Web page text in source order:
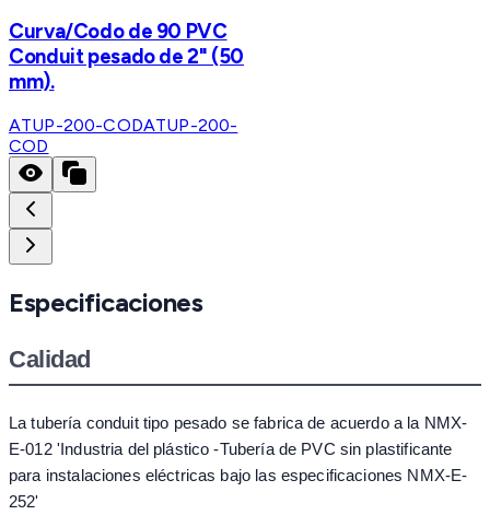
Curva/Codo de 90 PVC
Conduit pesado de 2" (50
mm).
ATUP-200-CODATUP-200-
COD
Especificaciones
Calidad
La tubería conduit tipo pesado se fabrica de acuerdo a la NMX-
E-012 'Industria del plástico -Tubería de PVC sin plastificante
para instalaciones eléctricas bajo las especificaciones NMX-E-
252'